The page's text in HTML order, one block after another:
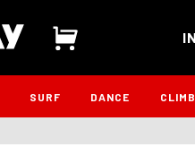
SURF DANCE CLIMB